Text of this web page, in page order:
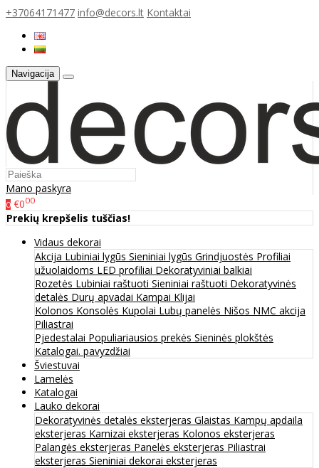
+37064171477 info@decors.lt Kontaktai
Navigacija
Mano paskyra
0 €000
Prekių krepšelis tuščias!
Vidaus dekorai
Akcija Lubiniai lygūs Sieniniai lygūs Grindjuostės Profiliai
užuolaidoms LED profiliai Dekoratyviniai balkiai
Rozetės Lubiniai raštuoti Sieniniai raštuoti Dekoratyvinės
detalės Durų apvadai Kampai Klijai
Kolonos Konsolės Kupolai Lubų panelės Nišos NMC akcija
Piliastrai
Pjedestalai Populiariausios prekės Sieninės plokštės
Katalogai. pavyzdžiai
Šviestuvai
Lamelės
Katalogai
Lauko dekorai
Dekoratyvinės detalės eksterjeras Glaistas Kampų apdaila
eksterjeras Karnizai eksterjeras Kolonos eksterjeras
Palangės eksterjeras Panelės eksterjeras Piliastrai
eksterjeras Sieniniai dekorai eksterjeras